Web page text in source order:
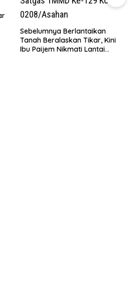
Jumat Berkah Polsek Lima
Puluh, Kapolsek Salomo Sagala
Salurkan Sembako kepada 50
Petani di Simpang Gambus